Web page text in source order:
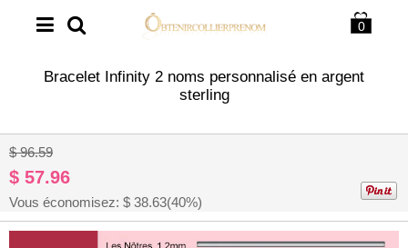
0
Bracelet Infinity 2 noms personnalisé en argent
sterling
1/3
$ 96.59
$ 57.96
Vous économisez: $ 38.63(40%)